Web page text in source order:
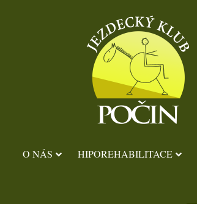
O NÁS HIPOREHABILITACE